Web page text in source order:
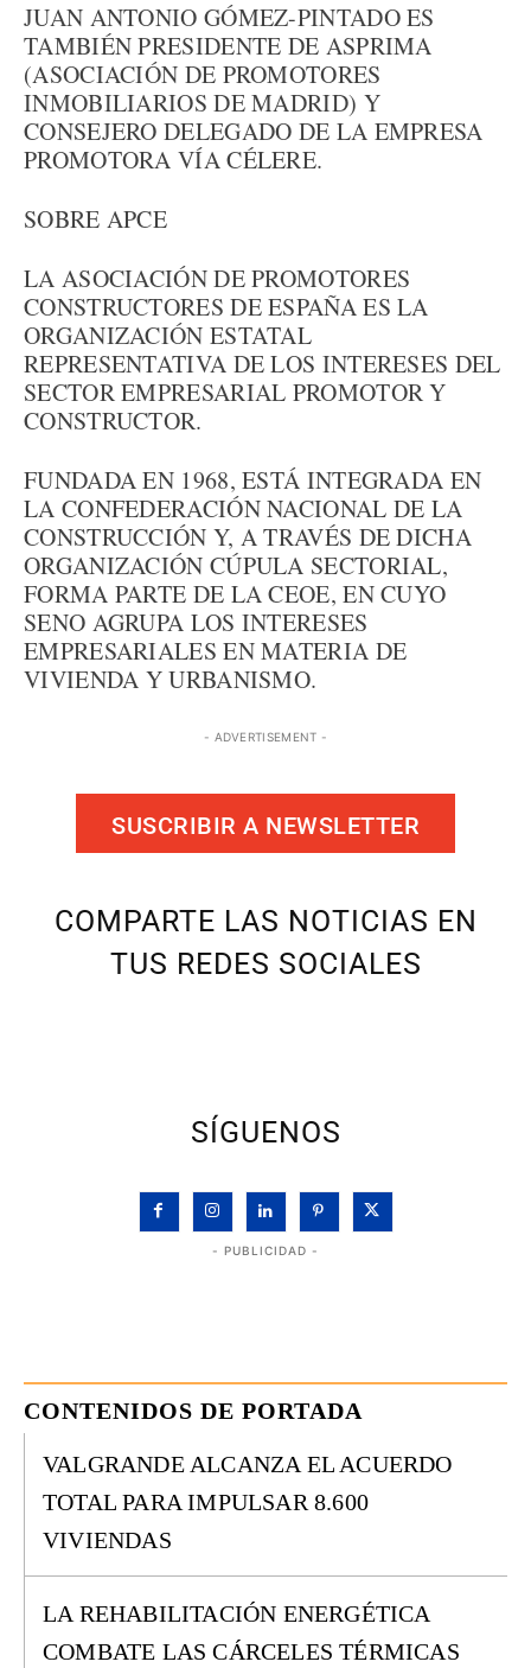
JUAN ANTONIO GÓMEZ-PINTADO ES
TAMBIÉN PRESIDENTE DE ASPRIMA
(ASOCIACIÓN DE PROMOTORES
INMOBILIARIOS DE MADRID) Y
CONSEJERO DELEGADO DE LA EMPRESA
PROMOTORA VÍA CÉLERE.
SOBRE APCE
LA ASOCIACIÓN DE PROMOTORES
CONSTRUCTORES DE ESPAÑA ES LA
ORGANIZACIÓN ESTATAL
REPRESENTATIVA DE LOS INTERESES DEL
SECTOR EMPRESARIAL PROMOTOR Y
CONSTRUCTOR.
FUNDADA EN 1968, ESTÁ INTEGRADA EN
LA CONFEDERACIÓN NACIONAL DE LA
CONSTRUCCIÓN Y, A TRAVÉS DE DICHA
ORGANIZACIÓN CÚPULA SECTORIAL,
FORMA PARTE DE LA CEOE, EN CUYO
SENO AGRUPA LOS INTERESES
EMPRESARIALES EN MATERIA DE
VIVIENDA Y URBANISMO.
- ADVERTISEMENT -
SUSCRIBIR A NEWSLETTER
COMPARTE LAS NOTICIAS EN
TUS REDES SOCIALES
SÍGUENOS
- PUBLICIDAD -
CONTENIDOS DE PORTADA
VALGRANDE ALCANZA EL ACUERDO
TOTAL PARA IMPULSAR 8.600
VIVIENDAS
LA REHABILITACIÓN ENERGÉTICA
COMBATE LAS CÁRCELES TÉRMICAS